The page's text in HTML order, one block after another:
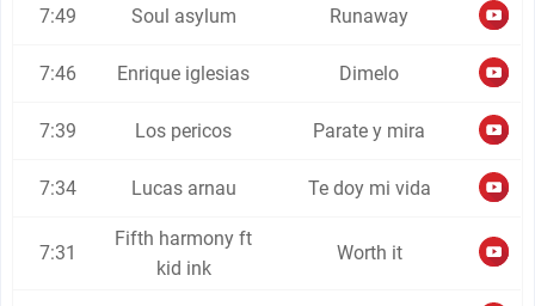
7:49 Soul asylum Runaway
7:46 Enrique iglesias Dimelo
7:39 Los pericos Parate y mira
7:34 Lucas arnau Te doy mi vida
7:31
Fifth harmony ft
kid ink
Worth it